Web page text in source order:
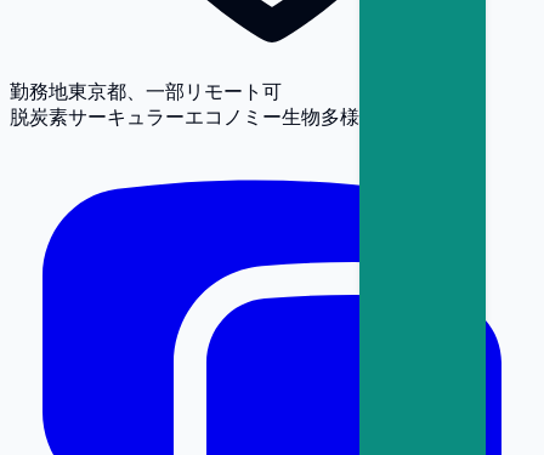
勤務地東京都、一部リモート可
脱炭素サーキュラーエコノミー生物多様性